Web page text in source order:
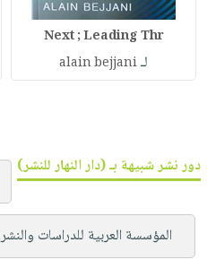
Next ; Leading Thr
لـalain bejjani
دور نشر شبيهة بـ (دار النهار للنشر)
المؤسسة العربية للدراسات والنشر